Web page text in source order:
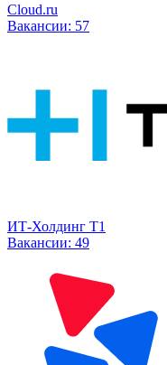
Cloud.ru
Вакансии: 57
ИТ-Холдинг Т1
Вакансии: 49